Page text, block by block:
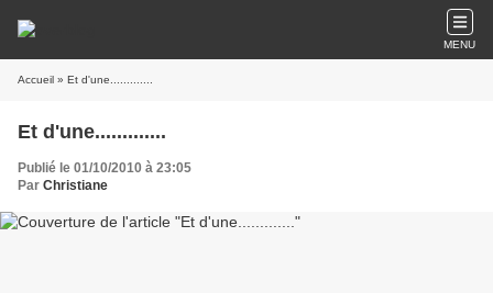
MENU
Accueil » Et d'une.............
Et d'une.............
Publié le 01/10/2010 à 23:05
Par Christiane